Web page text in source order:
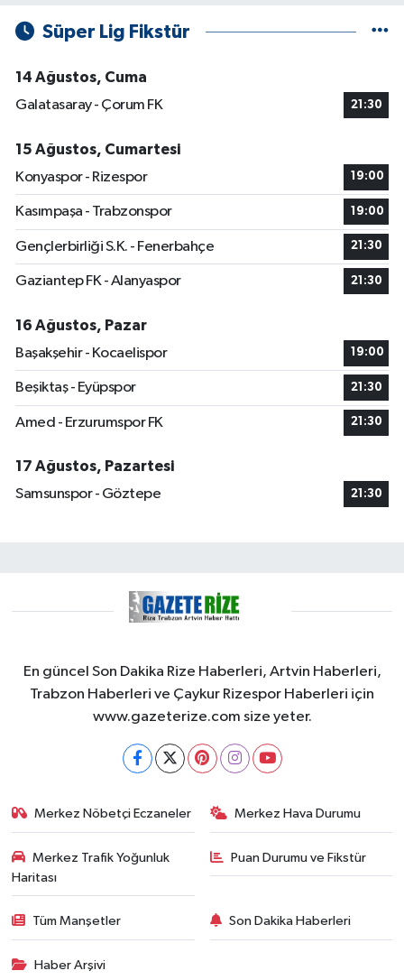
Süper Lig Fikstür
14 Ağustos, Cuma
Galatasaray - Çorum FK
21:30
15 Ağustos, Cumartesi
Konyaspor - Rizespor
19:00
Kasımpaşa - Trabzonspor 19:00
Gençlerbirliği S.K. - Fenerbahçe 21:30
Gaziantep FK - Alanyaspor 21:30
16 Ağustos, Pazar
Başakşehir - Kocaelispor
19:00
Beşiktaş - Eyüpspor 21:30
Amed - Erzurumspor FK 21:30
17 Ağustos, Pazartesi
Samsunspor - Göztepe
21:30
En güncel Son Dakika Rize Haberleri, Artvin Haberleri,
Trabzon Haberleri ve Çaykur Rizespor Haberleri için
www.gazeterize.com size yeter.
Merkez Nöbetçi Eczaneler Merkez Hava Durumu
Merkez Trafik Yoğunluk
Haritası
Puan Durumu ve Fikstür
Tüm Manşetler Son Dakika Haberleri
Haber Arşivi